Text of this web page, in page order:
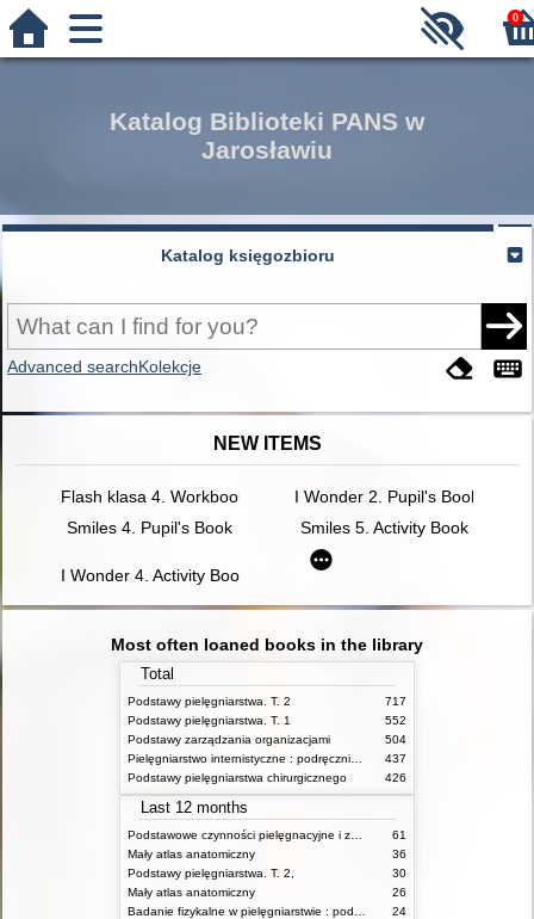
0
Katalog Biblioteki PANS w
Jarosławiu
Katalog księgozbioru
Advanced searchKolekcje
NEW ITEMS
Flash klasa 4. Workbook
I Wonder 2. Pupil's Book
Smiles 4. Pupil's Book
Smiles 5. Activity Book
I Wonder 4. Activity Book
Most often loaned books in the library
Total
Podstawy pielęgniarstwa. T. 2
717
Podstawy pielęgniarstwa. T. 1
552
Podstawy zarządzania organizacjami
504
437
Podstawy pielęgniarstwa chirurgicznego
426
Last 12 months
61
Mały atlas anatomiczny
36
Podstawy pielęgniarstwa. T. 2,
30
Mały atlas anatomiczny
26
24